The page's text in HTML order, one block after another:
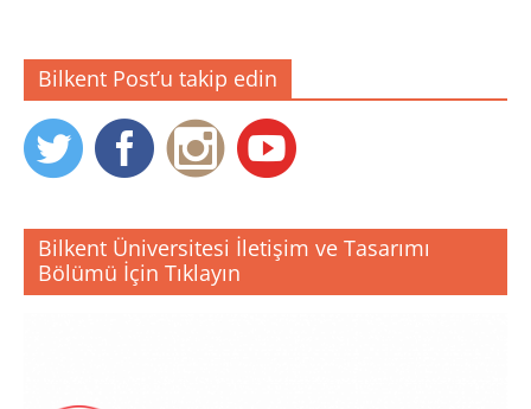
Bilkent Post’u takip edin
Bilkent Üniversitesi İletişim ve Tasarımı
Bölümü İçin Tıklayın